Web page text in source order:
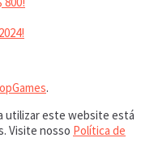
.
utilizar este website está
Visite nosso Política de